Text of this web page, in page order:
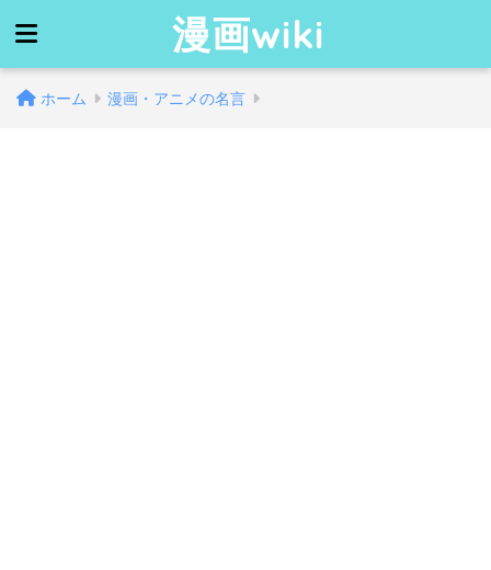
漫画wiki
ホーム 漫画・アニメの名言